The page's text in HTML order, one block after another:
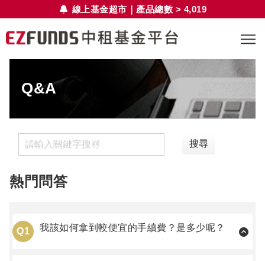
線上基金超市｜產品總數 > 4,019
Q&A
搜尋
熱門問答
Q1 我該如何拿到較便宜的手續費？是多少呢？